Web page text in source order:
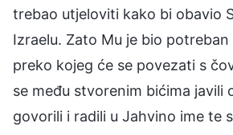
trebao utjeloviti kako bi obavio
Izraelu. Zato Mu je bio
preko kojeg će se povezati s
se među stvorenim bićima javili
govorili i radili u Jahvino ime te